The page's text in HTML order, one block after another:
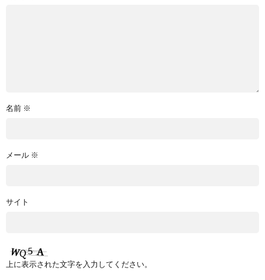
名前 ※
メール ※
サイト
上に表示された文字を入力してください。